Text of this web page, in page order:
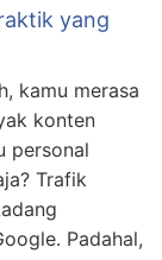
yang
kamu merasa
konten
personal
Trafik
Padahal,